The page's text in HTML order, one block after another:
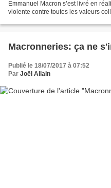
Emmanuel Macron s’est livré en
violente contre toutes les valeurs
Macronneries: ça ne
Publié le 18/07/2017 à 07:52
Par Joël Allain